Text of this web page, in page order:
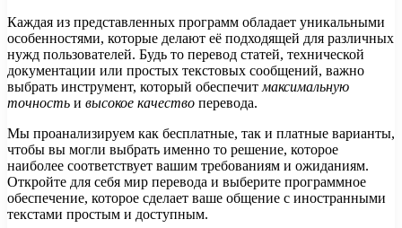
Каждая из представленных программ обладает уникальными
особенностями, которые делают её подходящей для различных
нужд пользователей. Будь то перевод статей, технической
документации или простых текстовых сообщений, важно
выбрать инструмент, который обеспечит максимальную
точность и высокое качество перевода.
Мы проанализируем как бесплатные, так и платные варианты,
чтобы вы могли выбрать именно то решение, которое
наиболее соответствует вашим требованиям и ожиданиям.
Откройте для себя мир перевода и выберите программное
обеспечение, которое сделает ваше общение с иностранными
текстами простым и доступным.